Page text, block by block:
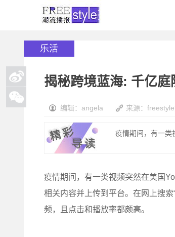
乐活
揭秘跨境蓝海: 千亿庭
编辑：angela 来源：
疫情期间，有一类
疫情期间，有一类视频突然在美国
相关内容并上传到平台。在网上搜
频，且点击和播放率都颇高。